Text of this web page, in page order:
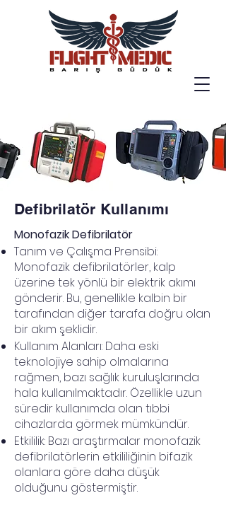
Defibrilatör Kullanımı
Monofazik Defibrilatör
Tanım ve Çalışma Prensibi:
Monofazik defibrilatörler, kalp
üzerine tek yönlü bir elektrik akımı
gönderir. Bu, genellikle kalbin bir
tarafından diğer tarafa doğru olan
bir akım şeklidir.
Kullanım Alanları: Daha eski
teknolojiye sahip olmalarına
rağmen, bazı sağlık kuruluşlarında
hala kullanılmaktadır. Özellikle uzun
süredir kullanımda olan tıbbi
cihazlarda görmek mümkündür.
Etkililik: Bazı araştırmalar monofazik
defibrilatörlerin etkililiğinin bifazik
olanlara göre daha düşük
olduğunu göstermiştir.